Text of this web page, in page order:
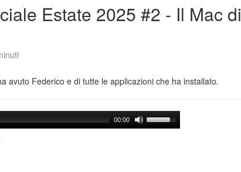
Estate 2025 #2 - Il Mac di
avuto Federico e di tutte le applicazioni che ha installato.
00:00